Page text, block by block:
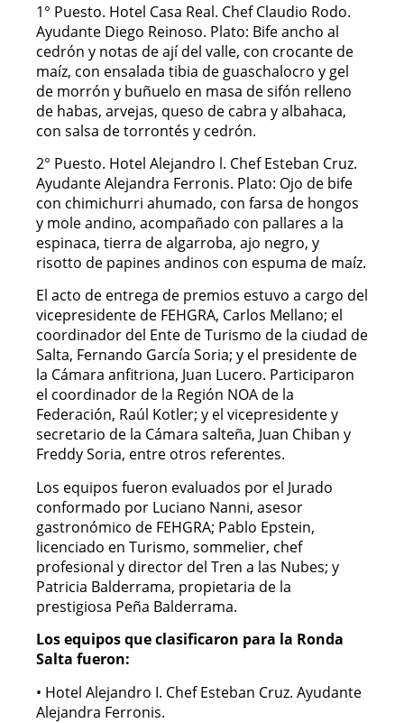
1° Puesto. Hotel Casa Real. Chef Claudio Rodo.
Ayudante Diego Reinoso. Plato: Bife ancho al
cedrón y notas de ají del valle, con crocante de
maíz, con ensalada tibia de guaschalocro y gel
de morrón y buñuelo en masa de sifón relleno
de habas, arvejas, queso de cabra y albahaca,
con salsa de torrontés y cedrón.
2° Puesto. Hotel Alejandro l. Chef Esteban Cruz.
Ayudante Alejandra Ferronis. Plato: Ojo de bife
con chimichurri ahumado, con farsa de hongos
y mole andino, acompañado con pallares a la
espinaca, tierra de algarroba, ajo negro, y
risotto de papines andinos con espuma de maíz.
El acto de entrega de premios estuvo a cargo del
vicepresidente de FEHGRA, Carlos Mellano; el
coordinador del Ente de Turismo de la ciudad de
Salta, Fernando García Soria; y el presidente de
la Cámara anfitriona, Juan Lucero. Participaron
el coordinador de la Región NOA de la
Federación, Raúl Kotler; y el vicepresidente y
secretario de la Cámara salteña, Juan Chiban y
Freddy Soria, entre otros referentes.
Los equipos fueron evaluados por el Jurado
conformado por Luciano Nanni, asesor
gastronómico de FEHGRA; Pablo Epstein,
licenciado en Turismo, sommelier, chef
profesional y director del Tren a las Nubes; y
Patricia Balderrama, propietaria de la
prestigiosa Peña Balderrama.
Los equipos que clasificaron para la Ronda
Salta fueron:
• Hotel Alejandro I. Chef Esteban Cruz. Ayudante
Alejandra Ferronis.